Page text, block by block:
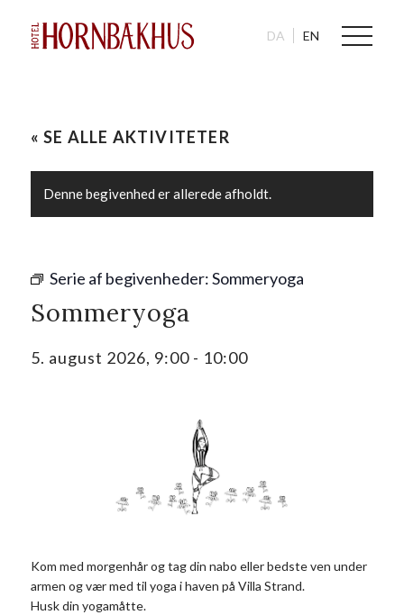
DA EN
« SE ALLE AKTIVITETER
Denne begivenhed er allerede afholdt.
Serie af begivenheder:Sommeryoga
Sommeryoga
5. august 2026, 9:00- 10:00
Kom med morgenhår og tag din nabo eller bedste ven under
armen og vær med til yoga i haven på Villa Strand.
Husk din yogamåtte.